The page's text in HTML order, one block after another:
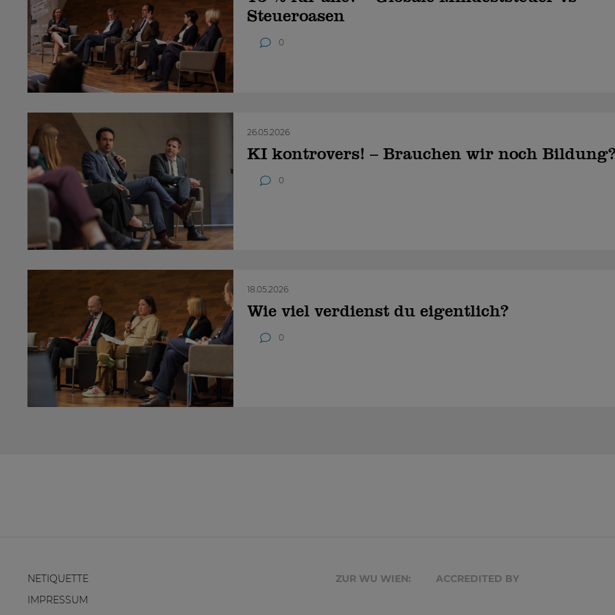
Steueroasen
0
26.05.2026
KI kontrovers! – Brauchen wir noch
0
18.05.2026
Wie viel verdienst du eigentlich?
0
NETIQUETTE
IMPRESSUM
ZUR WU WIEN: ACCREDITED BY